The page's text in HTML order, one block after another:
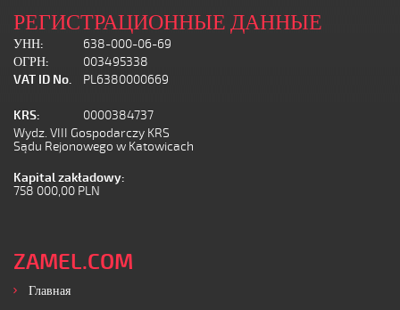
РЕГИСТРАЦИОННЫЕ ДАННЫЕ
УНН:
638-000-06-69
ОГРН:
003495338
VAT ID No.
PL6380000669
KRS:
0000384737
Wydz. VIII Gospodarczy KRS
Sądu Rejonowego w Katowicach
Kapital zakładowy:
758 000,00 PLN
ZAMEL.COM
Главная